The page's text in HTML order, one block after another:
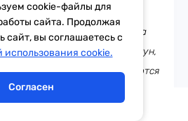
опыт пересечения с
учёбы в институте. Я взяла
и поняла, что, конечно, вебтун,
труд, но то, чем занимаются
очень-очень тяжело. Поэтому
и ушла оттуда.
дня Гороскоп
cookie-файлы для
сайта. Продолжая
сайт, вы соглашаетесь с
использования cookie.
Согласен